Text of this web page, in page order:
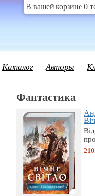
В вашей корзине 0
Каталог Авторы
Фантастика